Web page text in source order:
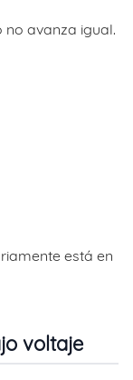
no avanza igual.
está en
voltaje